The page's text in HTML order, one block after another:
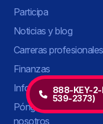
888-KEY-2-
539-2373)
Participa
Noticias y blog
Carreras profesionales
Finanzas
Informes de impacto
Póngase en contacto
nosotros